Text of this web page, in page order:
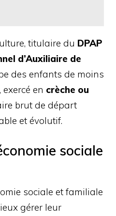
titulaire du DPAP
d’Auxiliaire de
des enfants de moins
en crèche ou
brut de départ
et évolutif.
sociale
sociale et familiale
gérer leur